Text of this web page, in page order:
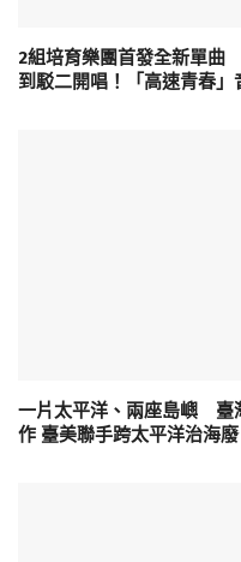
2組培育樂團首發全新單曲
到駁二開唱！「高速青春
一片太平洋、兩座島嶼 臺
作 臺美聯手跨太平洋治海廢